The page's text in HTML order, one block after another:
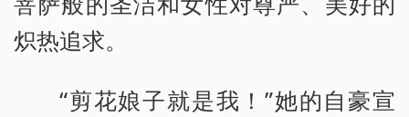
炽热追求。
“剪花娘子就是我！”她的自豪宣